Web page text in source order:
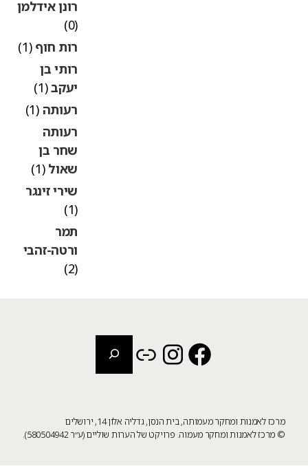
רונן אידלמן
רות חוף(1)
רותי בן
יעקב(1)
רעותה(1)
רעותה
שחר בן
שאול(1)
שירי זינגר
תמר
ורטה-זהבי
מרכז לאמנות ומחקר מעמותה, בית הנסן, גדליה אלון 14, ירושלים
מרכז לאמנות ומחקר מעמוה. פרויקט של הערות שוליים (ע״ר 580504942).
Facebook
Instagram
Link